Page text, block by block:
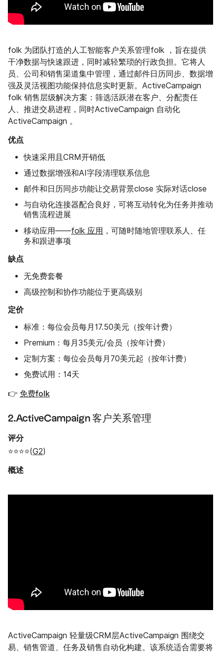
folk 为团队打造的人工智能客户关系管理folk ，旨在提供
干净数据与快速跟进，同时减轻繁琐的行政负担。它将人
员、公司和销售渠道集中管理，通过邮件日历同步、数据增
强及灵活视图功能保持信息实时更新。ActiveCampaign
folk 销售层级解决方案：筛选活跃潜在客户、分配责任
人、推进交易进程，同时ActiveCampaign 自动化
ActiveCampaign 。
优点
快速采用且CRM开销低
通过数据增强和AI字段清理联系信息
邮件和日历同步功能让交易背景close 实际对话close
与自动化连接器配合良好，可将互动转化为任务并推动
销售流程进展
移动应用——folk 应用 ，可随时随地管理联系人、任
务和跟进事项
缺点
无免费套餐
高级控制和协作功能位于更高级别
定价
标准：每位会员每月17.50美元（按年计费）
Premium：每月35美元/会员（按年计费）
定制方案：每位会员每月70美元起（按年计费）
免费试用：14天
👉 免费folk
2.ActiveCampaign 客户关系管理
评分
⭐⭐⭐⭐(G2)
概述
ActiveCampaign 轻量级CRM层ActiveCampaign 围绕交
易、销售管道、任务及销售自动化构建。该系统适合需要将